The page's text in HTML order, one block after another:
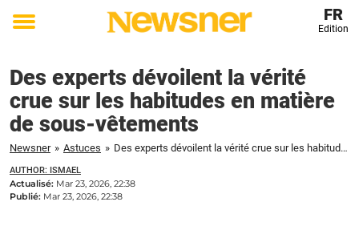
Toggle
FR
Edition
Des experts dévoilent la vérité
crue sur les habitudes en matière
de sous-vêtements
Newsner » Astuces » Des experts dévoilent la vérité crue sur les habitudes en matière de sous-vêtements
AUTHOR: ISMAEL
Actualisé: Mar 23, 2026, 22:38
Publié: Mar 23, 2026, 22:38